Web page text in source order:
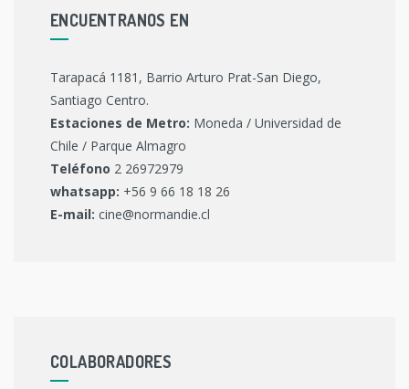
ENCUENTRANOS EN
Tarapacá 1181, Barrio Arturo Prat-San Diego,
Santiago Centro.
Estaciones de Metro: Moneda / Universidad de
Chile / Parque Almagro
Teléfono 2 26972979
whatsapp: +56 9 66 18 18 26
E-mail: cine@normandie.cl
COLABORADORES